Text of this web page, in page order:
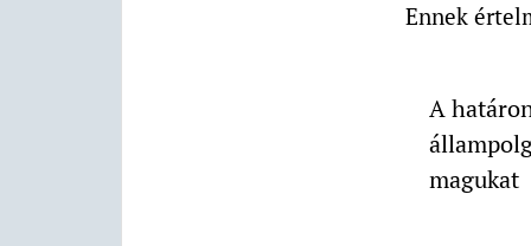
Ennek
A
magukat